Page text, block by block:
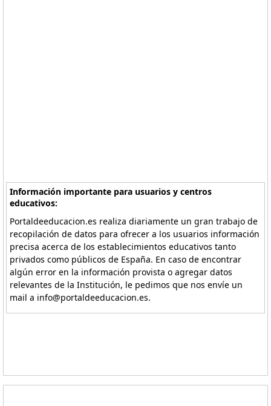
Información importante para usuarios y centros
educativos:
Portaldeeducacion.es realiza diariamente un gran trabajo de
recopilación de datos para ofrecer a los usuarios información
precisa acerca de los establecimientos educativos tanto
privados como públicos de España. En caso de encontrar
algún error en la información provista o agregar datos
relevantes de la Institución, le pedimos que nos envíe un
mail a info@portaldeeducacion.es.